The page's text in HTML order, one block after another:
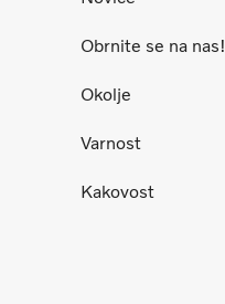
Obrnite se na nas!
Okolje
Varnost
Kakovost